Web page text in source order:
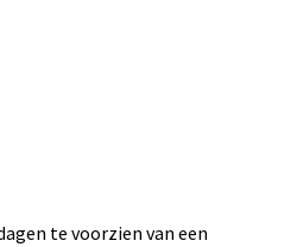
te voorzien van een